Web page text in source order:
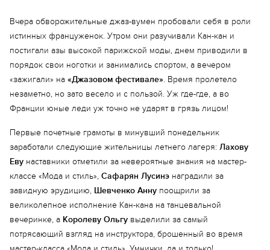
Вчера обворожительные джаз-вумен пробовали себя в роли
истинных француженок. Утром они разучивали Кан-кан и
постигали азы высокой парижской моды, днем приводили в
порядок свои ноготки и занимались спортом, а вечером
«зажигали» на «Джазовом фестивале». Время пролетело
незаметно, но зато весело и с пользой. Уж где-где, а во
Франции юные леди уж точно не ударят в грязь лицом!
Первые почетные грамоты в минувший понедельник
заработали следующие жительницы летнего лагеря: Лахову
Еву наставники отметили за невероятные знания на мастер-
классе «Мода и стиль», Сафарян Лусинэ наградили за
завидную эрудицию, Шевченко Анну поощрили за
великолепное исполнение Кан-кана на танцевальной
вечеринке, а Королеву Ольгу выделили за самый
потрясающий взгляд на инструктора, брошенный во время